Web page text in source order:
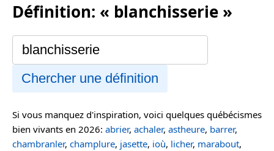
Définition: « blanchisserie »
Chercher une définition
Si vous manquez d'inspiration, voici quelques québécismes
bien vivants en 2026: abrier, achaler, astheure, barrer,
chambranler, champlure, jasette, ioù, licher, marabout,